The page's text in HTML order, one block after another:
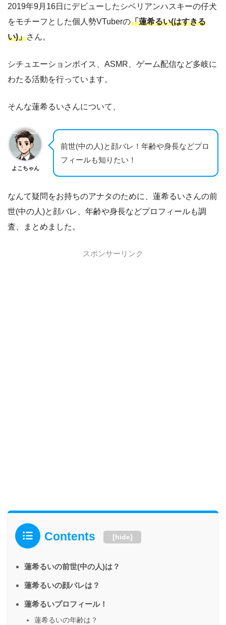
2019年9月16日にデビューしたシベリアンハスキーの仔犬
をモチーフとした個人勢VTuberの「蓮希るい(はすきる
い)」さん。
シチュエーションボイス、ASMR、ゲーム配信など多岐に
わたる活動を行っています。
そんな蓮希るいさんについて、
よこちゃん
前世(中の人)と顔バレ！年齢や身長などプロ
フィールも知りたい！
なんて疑問をお持ちのアナタのために、蓮希るいさんの前
世(中の人)と顔バレ、年齢や身長などプロフィールも調
査、まとめました。
スポンサーリンク
Contents [hide]
蓮希るいの前世(中の人)は？
蓮希るいの顔バレは？
蓮希るいプロフィール！
蓮希るいの年齢は？